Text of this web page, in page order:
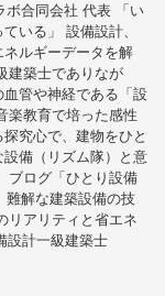
ボ合同会社 代表 「い
いる」 設備設計、
ルギーデータを解
建築士でありなが
管や神経である「設
楽教育で培った感性
究心で、建物をひと
備（リズム隊）と意
ブログ「ひとり設備
難解な建築設備の技
リアリティと省エネ
設計一級建築士